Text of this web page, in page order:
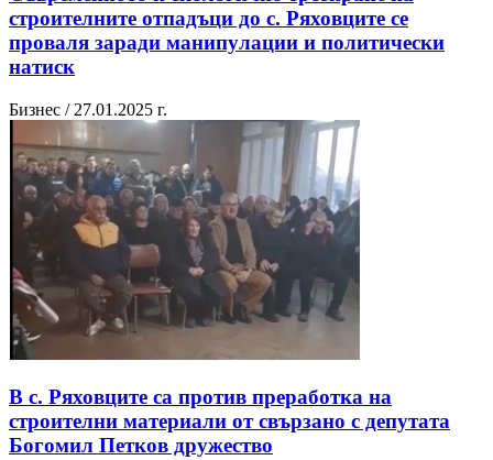
строителните отпадъци до с. Ряховците се
проваля заради манипулации и политически
натиск
Бизнес / 27.01.2025 г.
В с. Ряховците са против преработка на
строителни материали от свързано с депутата
Богомил Петков дружество